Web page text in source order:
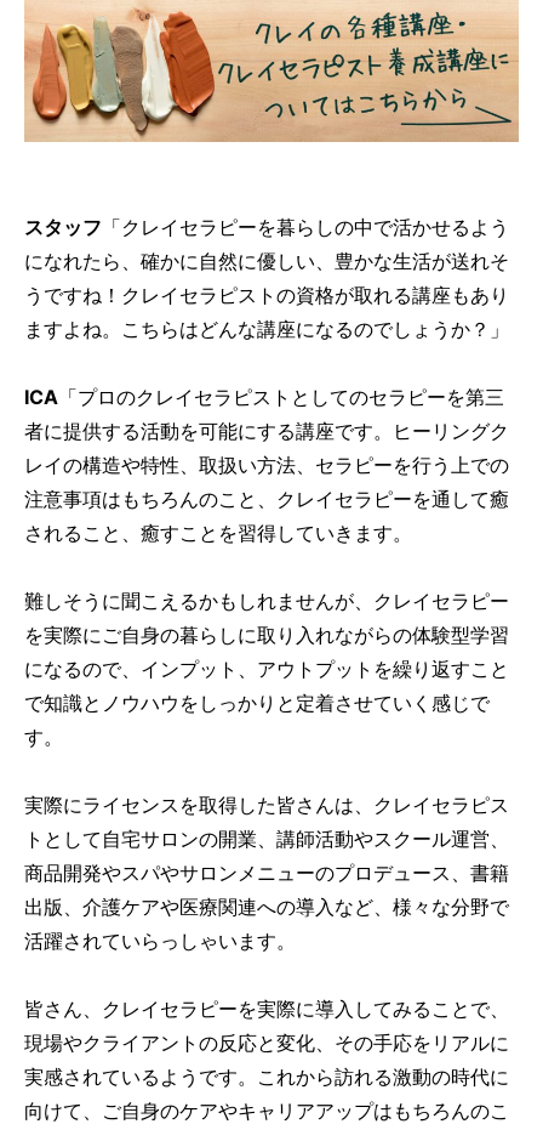
スタッフ 「クレイセラピーを暮らしの中で活かせるよう
になれたら、確かに自然に優しい、豊かな生活が送れそ
うですね！クレイセラピストの資格が取れる講座もあり
ますよね。こちらはどんな講座になるのでしょうか？」
ICA 「プロのクレイセラピストとしてのセラピーを第三
者に提供する活動を可能にする講座です。ヒーリングク
レイの構造や特性、取扱い方法、セラピーを行う上での
注意事項はもちろんのこと、クレイセラピーを通して癒
されること、癒すことを習得していきます。
難しそうに聞こえるかもしれませんが、クレイセラピー
を実際にご自身の暮らしに取り入れながらの体験型学習
になるので、インプット、アウトプットを繰り返すこと
で知識とノウハウをしっかりと定着させていく感じで
す。
実際にライセンスを取得した皆さんは、クレイセラピス
トとして自宅サロンの開業、講師活動やスクール運営、
商品開発やスパやサロンメニューのプロデュース、書籍
出版、介護ケアや医療関連への導入など、様々な分野で
活躍されていらっしゃいます。
皆さん、クレイセラピーを実際に導入してみることで、
現場やクライアントの反応と変化、その手応をリアルに
実感されているようです。これから訪れる激動の時代に
向けて、ご自身のケアやキャリアアップはもちろんのこ